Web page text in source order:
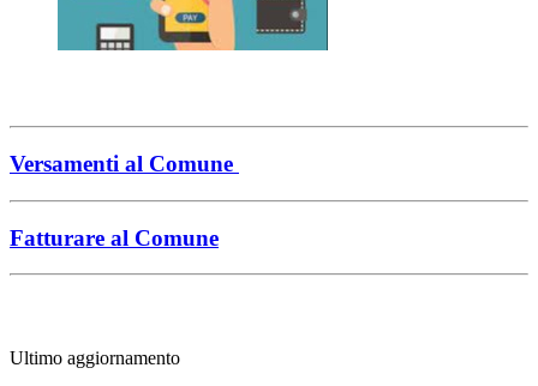
Versamenti al Comune
Fatturare al Comune
Ultimo aggiornamento